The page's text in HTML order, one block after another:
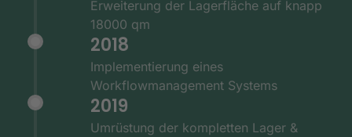
Erweiterung der Lagerfläche auf knapp
18000 qm
2018
Implementierung eines
Workflowmanagement Systems
2019
Umrüstung der kompletten Lager &